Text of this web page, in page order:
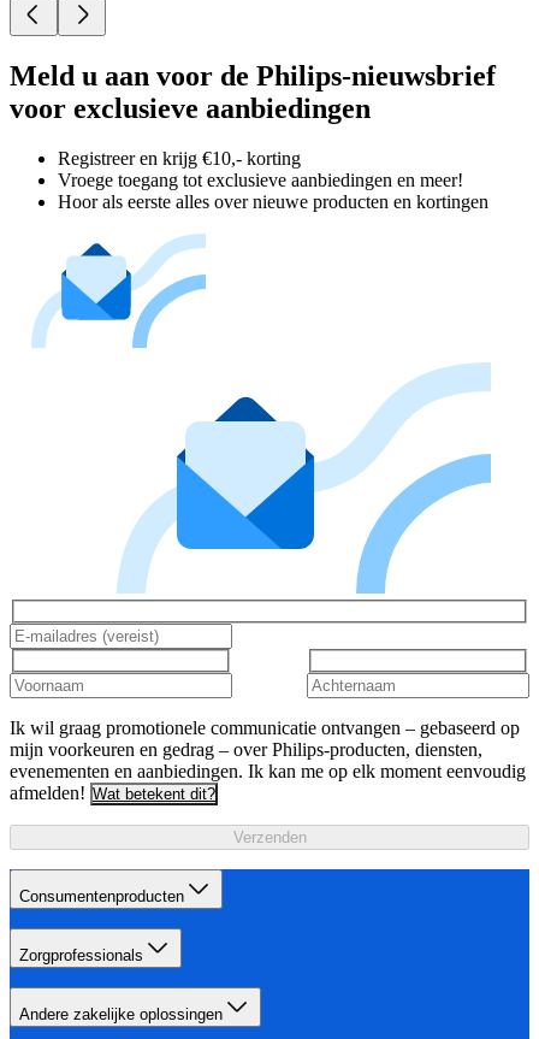
Meld u aan voor de Philips-nieuwsbrief
voor exclusieve aanbiedingen
Registreer en krijg €10,- korting
Vroege toegang tot exclusieve aanbiedingen en meer!
Hoor als eerste alles over nieuwe producten en kortingen
Ik wil graag promotionele communicatie ontvangen – gebaseerd op
mijn voorkeuren en gedrag – over Philips-producten, diensten,
evenementen en aanbiedingen. Ik kan me op elk moment eenvoudig
afmelden! Wat betekent dit?
Verzenden
Consumentenproducten
Zorgprofessionals
Andere zakelijke oplossingen